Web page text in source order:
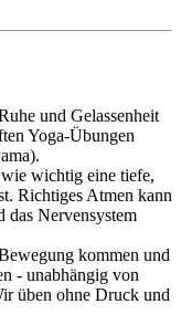
und Gelassenheit
Yoga-Übungen
wichtig eine tiefe,
Richtiges Atmen kann
das Nervensystem
kommen und
- unabhängig von
üben ohne Druck und